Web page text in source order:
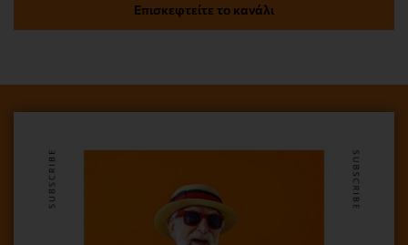
Επισκεφτείτε το κανάλι